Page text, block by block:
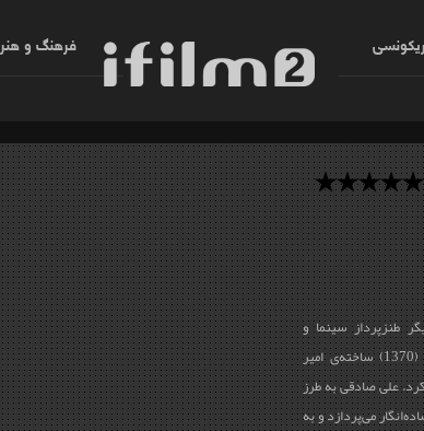
فرهنگ و هنر
طنزپرداز سینما و
تلویزیون، با بازی در مجموعه‌ی «آفتاب عالم‌تاب» (1370) ساخته‌ی امیر
کرد. علی صادقی به طرز
می‌پردازد و به